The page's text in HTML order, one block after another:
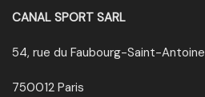
CANAL SPORT SARL
54, rue du Faubourg-Saint-Antoine
750012 Paris